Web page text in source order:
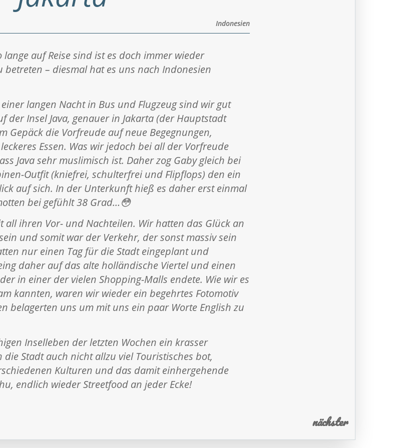
Indonesien
auf Reise sind ist es doch immer wieder
– diesmal hat es uns nach Indonesien
langen Nacht in Bus und Flugzeug sind wir gut
der Insel Java, genauer in Jakarta (der Hauptstadt
Gepäck die Vorfreude auf neue Begegnungen,
Essen. Was wir jedoch bei all der Vorfreude
Java sehr muslimisch ist. Daher zog Gaby gleich bei
Outfit (kniefrei, schulterfrei und Flipflops) den ein
auf sich. In der Unterkunft hieß es daher erst einmal
bei gefühlt 38 Grad…😳
all ihren Vor- und Nachteilen. Wir hatten das Glück an
und somit war der Verkehr, der sonst massiv sein
nur einen Tag für die Stadt eingeplant und
daher auf das alte holländische Viertel und einen
in einer der vielen Shopping-Malls endete. Wie wir es
kannten, waren wir wieder ein begehrtes Fotomotiv
belagerten uns um mit uns ein paar Worte English zu
Inselleben der letzten Wochen ein krasser
Stadt auch nicht allzu viel Touristisches bot,
Kulturen und das damit einhergehende
endlich wieder Streetfood an jeder Ecke!
nächster